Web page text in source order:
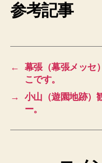
参考記事
←
幕張（幕張メッセ
こです。
→
小山（遊園地跡）
ー。